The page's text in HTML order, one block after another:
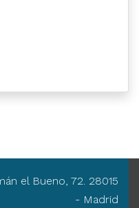
el Bueno, 72. 28015
- Madrid